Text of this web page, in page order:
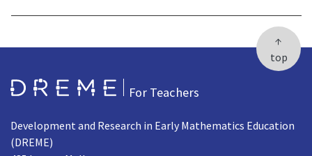
↑
top
Go to Home page For Teachers
Development and Research in Early Mathematics Education
(DREME)